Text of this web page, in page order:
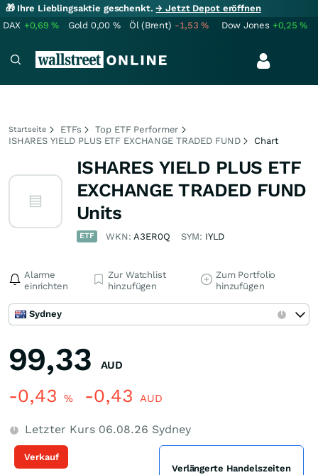
🎁 Ihre Lieblingsaktie geschenkt.→ Jetzt Depot eröffnen
DAX +0,69% Gold 0,00 % Öl (Brent) -1,53% Dow Jones +0,25%
Startseite ETFs
Top ETF Performer
ISHARES YIELD PLUS ETF EXCHANGE TRADED FUND
Chart
ISHARES YIELD PLUS ETF
EXCHANGE TRADED FUND
Units
ETF WKN:A3ER0Q SYM: IYLD
Alarme
einrichten
Zur Watchlist
hinzufügen
Zum Portfolio
hinzufügen
Sydney
99,33 AUD
-0,43 % -0,43 AUD
Letzter Kurs 06.08.26 Sydney
Verkauf
Verlängerte Handelszeiten